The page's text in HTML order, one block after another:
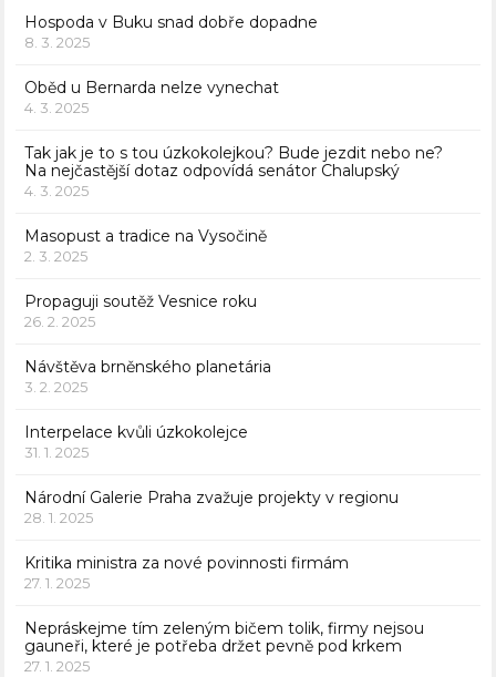
Hospoda v Buku snad dobře dopadne
8. 3. 2025
Oběd u Bernarda nelze vynechat
4. 3. 2025
Tak jak je to s tou úzkokolejkou? Bude jezdit nebo ne?
Na nejčastější dotaz odpovídá senátor Chalupský
4. 3. 2025
Masopust a tradice na Vysočině
2. 3. 2025
Propaguji soutěž Vesnice roku
26. 2. 2025
Návštěva brněnského planetária
3. 2. 2025
Interpelace kvůli úzkokolejce
31. 1. 2025
Národní Galerie Praha zvažuje projekty v regionu
28. 1. 2025
Kritika ministra za nové povinnosti firmám
27. 1. 2025
Nepráskejme tím zeleným bičem tolik, firmy nejsou
gauneři, které je potřeba držet pevně pod krkem
27. 1. 2025